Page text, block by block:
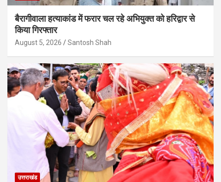
बैरागीवाला हत्याकांड में फरार चल रहे अभियुक्त को हरिद्वार से
किया गिरफ्तार
August 5, 2026 Santosh Shah
उत्तराखंड